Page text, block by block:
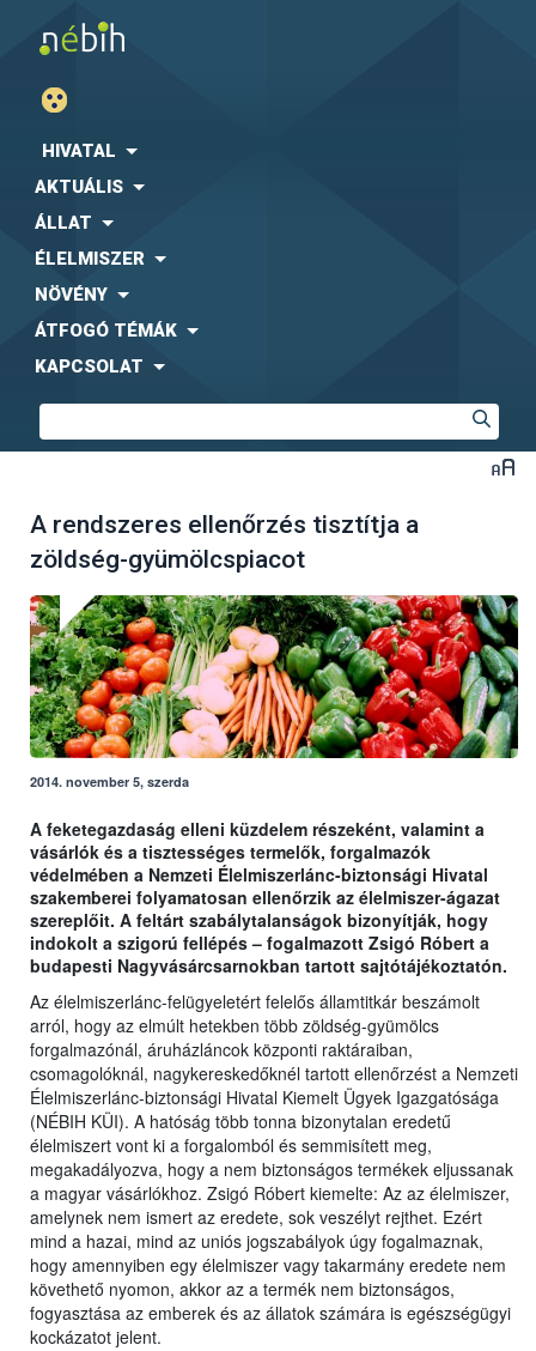
HIVATAL
AKTUÁLIS
ÁLLAT
ÉLELMISZER
NÖVÉNY
ÁTFOGÓ TÉMÁK
KAPCSOLAT
A rendszeres ellenőrzés tisztítja a
zöldség-gyümölcspiacot
2014. november 5, szerda
A feketegazdaság elleni küzdelem részeként, valamint a
vásárlók és a tisztességes termelők, forgalmazók
védelmében a Nemzeti Élelmiszerlánc-biztonsági Hivatal
szakemberei folyamatosan ellenőrzik az élelmiszer-ágazat
szereplőit. A feltárt szabálytalanságok bizonyítják, hogy
indokolt a szigorú fellépés – fogalmazott Zsigó Róbert a
budapesti Nagyvásárcsarnokban tartott sajtótájékoztatón.
Az élelmiszerlánc-felügyeletért felelős államtitkár beszámolt
arról, hogy az elmúlt hetekben több zöldség-gyümölcs
forgalmazónál, áruházláncok központi raktáraiban,
csomagolóknál, nagykereskedőknél tartott ellenőrzést a Nemzeti
Élelmiszerlánc-biztonsági Hivatal Kiemelt Ügyek Igazgatósága
(NÉBIH KÜI). A hatóság több tonna bizonytalan eredetű
élelmiszert vont ki a forgalomból és semmisített meg,
megakadályozva, hogy a nem biztonságos termékek eljussanak
a magyar vásárlókhoz. Zsigó Róbert kiemelte: Az az élelmiszer,
amelynek nem ismert az eredete, sok veszélyt rejthet. Ezért
mind a hazai, mind az uniós jogszabályok úgy fogalmaznak,
hogy amennyiben egy élelmiszer vagy takarmány eredete nem
követhető nyomon, akkor az a termék nem biztonságos,
fogyasztása az emberek és az állatok számára is egészségügyi
kockázatot jelent.